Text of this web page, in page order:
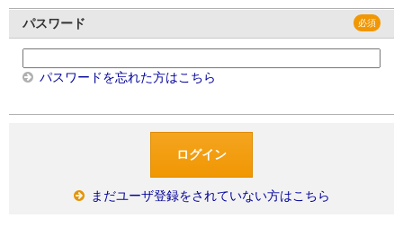
パスワード
パスワードを忘れた方はこちら
まだユーザ登録をされていない方はこちら